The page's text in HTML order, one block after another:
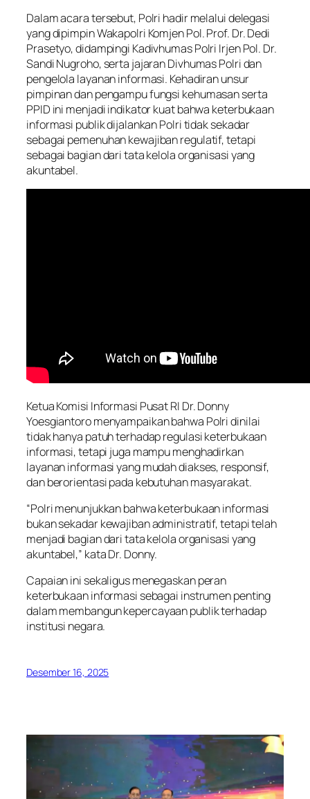
Dalam acara tersebut, Polri hadir melalui delegasi
yang dipimpin Wakapolri Komjen Pol. Prof. Dr. Dedi
Prasetyo, didampingi Kadivhumas Polri Irjen Pol. Dr.
Sandi Nugroho, serta jajaran Divhumas Polri dan
pengelola layanan informasi. Kehadiran unsur
pimpinan dan pengampu fungsi kehumasan serta
PPID ini menjadi indikator kuat bahwa keterbukaan
informasi publik dijalankan Polri tidak sekadar
sebagai pemenuhan kewajiban regulatif, tetapi
sebagai bagian dari tata kelola organisasi yang
akuntabel.
Ketua Komisi Informasi Pusat RI Dr. Donny
Yoesgiantoro menyampaikan bahwa Polri dinilai
tidak hanya patuh terhadap regulasi keterbukaan
informasi, tetapi juga mampu menghadirkan
layanan informasi yang mudah diakses, responsif,
dan berorientasi pada kebutuhan masyarakat.
“Polri menunjukkan bahwa keterbukaan informasi
bukan sekadar kewajiban administratif, tetapi telah
menjadi bagian dari tata kelola organisasi yang
akuntabel,” kata Dr. Donny.
Capaian ini sekaligus menegaskan peran
keterbukaan informasi sebagai instrumen penting
dalam membangun kepercayaan publik terhadap
institusi negara.
Desember 16, 2025